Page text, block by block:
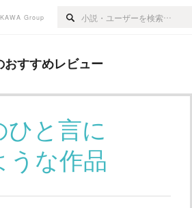
Group
おすすめレビュー
ひと言に
うな作品